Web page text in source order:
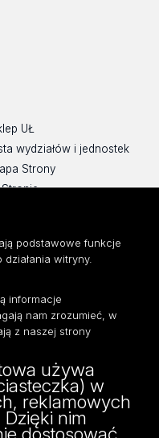
UŁ
wydziałów i jednostek
Strony
Stronie
(ADE):
podstawowe funkcje
działania witryny.
informacje
nam zrozumieć, w
z naszej strony
używa
w
reklamowych
nim